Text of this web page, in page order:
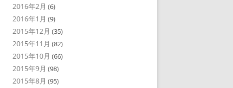
2016年2月 (6)
2016年1月 (9)
2015年12月 (35)
2015年11月 (82)
2015年10月 (66)
2015年9月 (98)
2015年8月 (95)